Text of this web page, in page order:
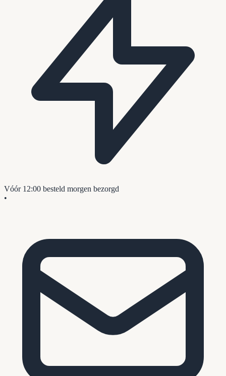
Vóór 12:00 besteld morgen bezorgd
•